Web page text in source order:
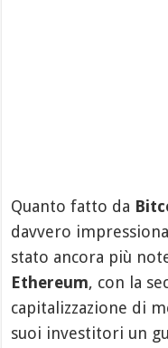
Quanto fatto da
davvero
stato ancora più
Ethereum, con la
capitalizzazione di
suoi investitori un